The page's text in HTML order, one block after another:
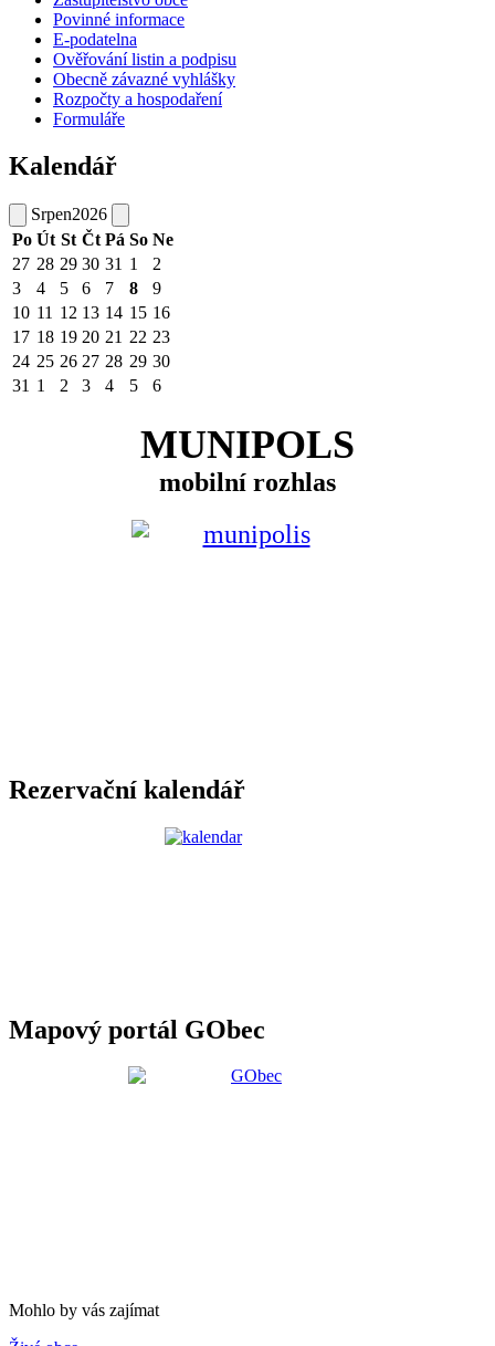
Povinné informace
E-podatelna
Ověřování listin a podpisu
Obecně závazné vyhlášky
Rozpočty a hospodaření
Formuláře
Kalendář
Srpen2026
Po Út St Čt Pá So Ne
27 28 29 30 31 1
2
3
4 5 6 7 8
9
10 11 12 13 14 15 16
17 18 19 20 21 22 23
24 25 26 27 28 29 30
31 1 2 3 4 5 6
MUNIPOLS
mobilní rozhlas
Rezervační kalendář
Mapový portál GObec
Mohlo by vás zajímat